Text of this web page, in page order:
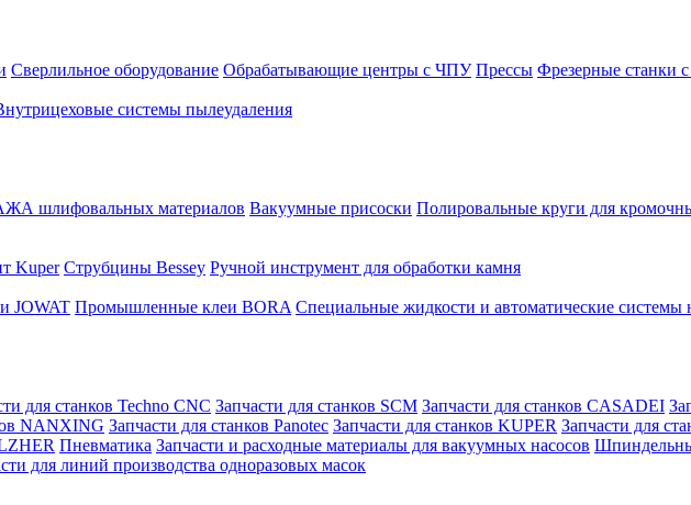
Сверлильное оборудование Обрабатывающие центры с ЧПУ Прессы Фрезерные станки
системы пылеудаления
шлифовальных материалов Вакуумные присоски Полировальные круги для
Kuper Струбцины Bessey Ручной инструмент для обработки камня
JOWAT Промышленные клеи BORA Специальные жидкости и автоматические системы
для станков Techno CNC Запчасти для станков SCM Запчасти для станков CASADEI
NANXING Запчасти для станков Panotec Запчасти для станков KUPER Запчасти для
Пневматика Запчасти и расходные материалы для вакуумных насосов
для линий производства одноразовых масок